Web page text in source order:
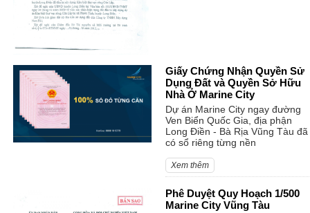
Giấy Chứng Nhận Quyền Sử
Dụng Đất và Quyền Sở Hữu
Nhà Ở Marine City
Dự án Marine City ngay đường
Ven Biển Quốc Gia, địa phận
Long Điền - Bà Rịa Vũng Tàu đã
có sổ riêng từng nền
Xem thêm
Phê Duyệt Quy Hoạch 1/500
Marine City Vũng Tàu